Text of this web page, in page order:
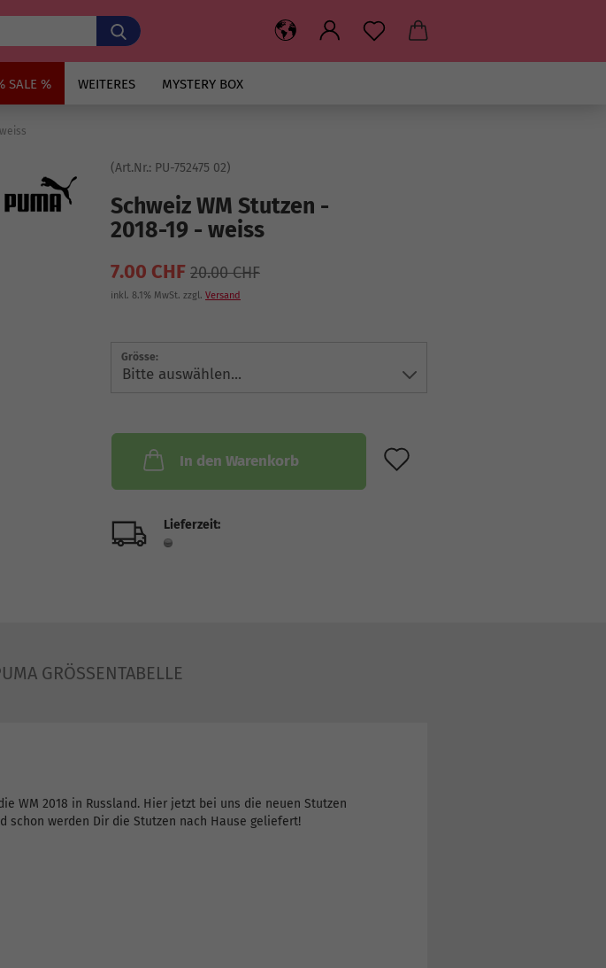
SALE % WEITERES MYSTERY BOX
(Art.Nr.: PU-752475 02)
Schweiz WM Stutzen -
2018-19 - weiss
7.00 CHF 20.00 CHF
inkl. 8.1% MwSt. zzgl. Versand
Grösse:
In den Warenkorb
Lieferzeit:
GRÖSSENTABELLE
WM 2018 in Russland. Hier jetzt bei uns die neuen Stutzen
schon werden Dir die Stutzen nach Hause geliefert!